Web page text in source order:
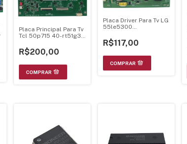
Placa Principal Para Tv
Tcl 50p715 40-rt51g3-
R$200,00
Placa Driver Para Tv LG
55le5300
0025a
R$117,00